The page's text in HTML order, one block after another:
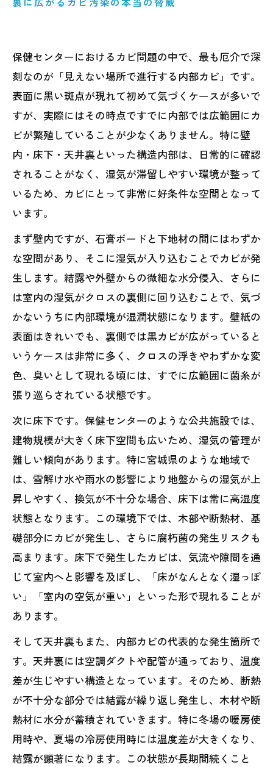
保健センターにおけるカビ問題の中で、最も厄介で深
刻なのが「見えない場所で進行する内部カビ」です。
表面に黒い斑点が現れて初めて気づくケースが多いで
すが、実際にはその時点ですでに内部では広範囲にカ
ビが繁殖していることが少なくありません。特に壁
内・床下・天井裏といった構造内部は、日常的に確認
されることがなく、湿気が滞留しやすい環境が整って
いるため、カビにとって非常に好条件な空間となって
います。
まず壁内ですが、石膏ボードと下地材の間にはわずか
な空間があり、そこに湿気が入り込むことでカビが発
生します。結露や外壁からの微細な水分侵入、さらに
は室内の湿気がクロスの裏側に回り込むことで、気づ
かないうちに内部環境が湿潤状態になります。壁紙の
表面はきれいでも、裏側では黒カビが広がっていると
いうケースは非常に多く、クロスの浮きやわずかな変
色、臭いとして現れる頃には、すでに広範囲に菌糸が
張り巡らされている状態です。
次に床下です。保健センターのような公共施設では、
建物規模が大きく床下空間も広いため、湿気の管理が
難しい傾向があります。特に宮城県のような地域で
は、雪解け水や雨水の影響により地盤からの湿気が上
昇しやすく、換気が不十分な場合、床下は常に高湿度
状態となります。この環境下では、木部や断熱材、基
礎部分にカビが発生し、さらに腐朽菌の発生リスクも
高まります。床下で発生したカビは、気流や隙間を通
じて室内へと影響を及ぼし、「床がなんとなく湿っぽ
い」「室内の空気が重い」といった形で現れることが
あります。
そして天井裏もまた、内部カビの代表的な発生箇所で
す。天井裏には空調ダクトや配管が通っており、温度
差が生じやすい構造となっています。そのため、断熱
が不十分な部分では結露が繰り返し発生し、木材や断
熱材に水分が蓄積されていきます。特に冬場の暖房使
用時や、夏場の冷房使用時には温度差が大きくなり、
結露が顕著になります。この状態が長期間続くこと